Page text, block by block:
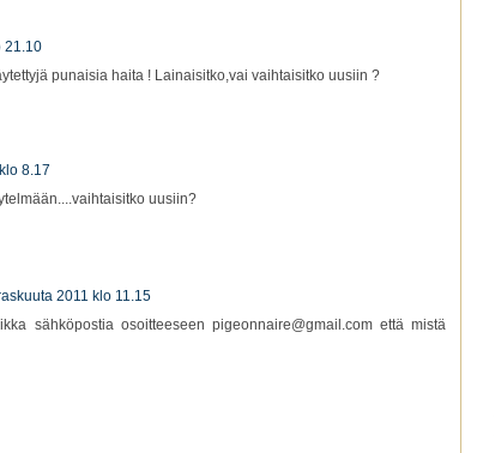
21.10
punaisia haita ! Lainaisitko,vai vaihtaisitko uusiin ?
8.17
uusiin?
2011 klo 11.15
sähköpostia osoitteeseen pigeonnaire@gmail.com että mistä